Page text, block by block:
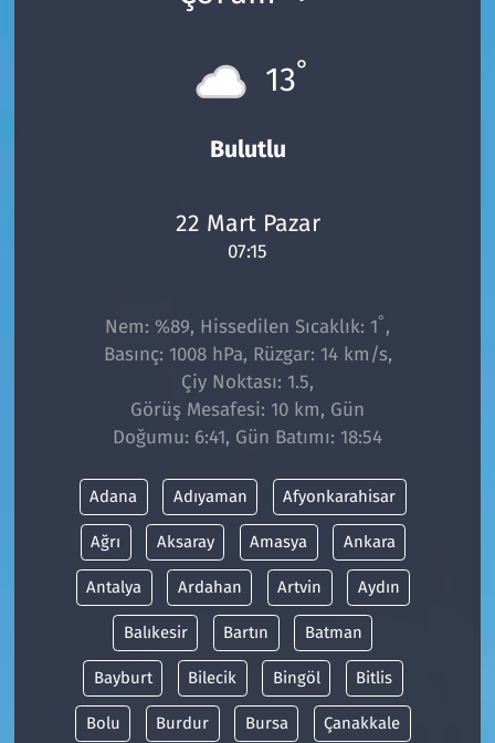
13°
Bulutlu
22 Mart Pazar
07:15
Nem: %89, Hissedilen Sıcaklık: 1° ,
Basınç: 1008 hPa, Rüzgar: 14 km/s,
Çiy Noktası: 1.5,
Görüş Mesafesi: 10 km, Gün
Doğumu: 6:41, Gün Batımı: 18:54
Adana Adıyaman Afyonkarahisar
Ağrı Aksaray Amasya Ankara
Antalya Ardahan Artvin Aydın
Balıkesir Bartın Batman
Bayburt Bilecik Bingöl Bitlis
Bolu Burdur Bursa Çanakkale